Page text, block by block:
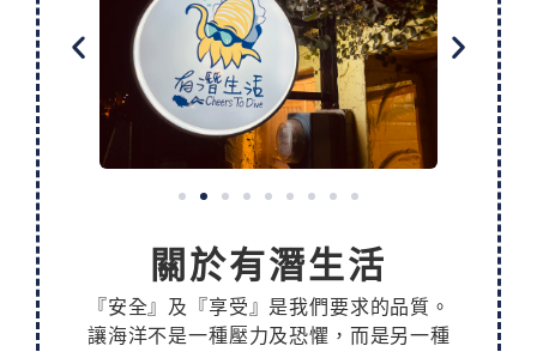
關於有潛生活
『安全』及『享受』是我們要求的品質。
讓海洋不是一種壓力及恐懼，而是另一種